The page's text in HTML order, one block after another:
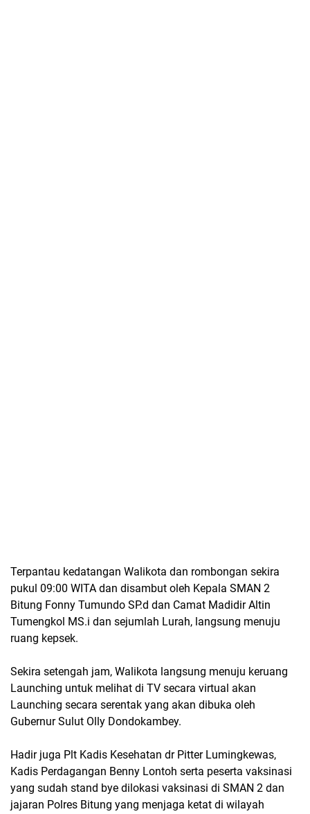
Terpantau kedatangan Walikota dan rombongan sekira
pukul 09:00 WITA dan disambut oleh Kepala SMAN 2
Bitung Fonny Tumundo SP.d dan Camat Madidir Altin
Tumengkol MS.i dan sejumlah Lurah, langsung menuju
ruang kepsek.
Sekira setengah jam, Walikota langsung menuju keruang
Launching untuk melihat di TV secara virtual akan
Launching secara serentak yang akan dibuka oleh
Gubernur Sulut Olly Dondokambey.
Hadir juga Plt Kadis Kesehatan dr Pitter Lumingkewas,
Kadis Perdagangan Benny Lontoh serta peserta vaksinasi
yang sudah stand bye dilokasi vaksinasi di SMAN 2 dan
jajaran Polres Bitung yang menjaga ketat di wilayah